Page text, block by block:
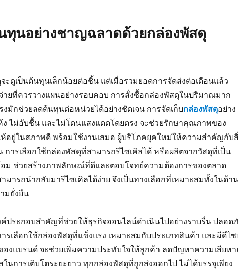
ทุนอย่างชาญฉลาดด้วยกล่องพัสดุ
ะดูเป็นต้นทุนเล็กน้อยต่อชิ้น แต่เมื่อรวมยอดการจัดส่งต่อเดือนแล้ว
ายที่ควรวางแผนอย่างรอบคอบ การสั่งซื้อกล่องพัสดุในปริมาณมาก
งมักช่วยลดต้นทุนต่อหน่วยได้อย่างชัดเจน การจัดเก็บกล่องพัสดุอย่าง
ไม่อับชื้น และไม่โดนแสงแดดโดยตรง จะช่วยรักษาคุณภาพของ
อยู่ในสภาพดี พร้อมใช้งานเสมอ ผู้บริโภคยุคใหม่ให้ความสำคัญกับ
ารเลือกใช้กล่องพัสดุที่สามารถรีไซเคิลได้ หรือผลิตจากวัสดุที่เป็น
ม ช่วยสร้างภาพลักษณ์ที่ดีและตอบโจทย์ความต้องการของตลาด
มารถนำกลับมารีไซเคิลได้ง่าย จึงเป็นทางเลือกที่เหมาะสมทั้งในด้าน
มยั่งยืน
ประกอบสำคัญที่ช่วยให้ธุรกิจออนไลน์ดำเนินไปอย่างราบรื่น ปลอด
รเลือกใช้กล่องพัสดุที่แข็งแรง เหมาะสมกับประเภทสินค้า และมีดีไ
งแบรนด์ จะช่วยเพิ่มความประทับใจให้ลูกค้า ลดปัญหาความเสียหา
ในการเติบโตระยะยาว ทุกกล่องพัสดุที่ถูกส่งออกไป ไม่ได้บรรจุเพียง